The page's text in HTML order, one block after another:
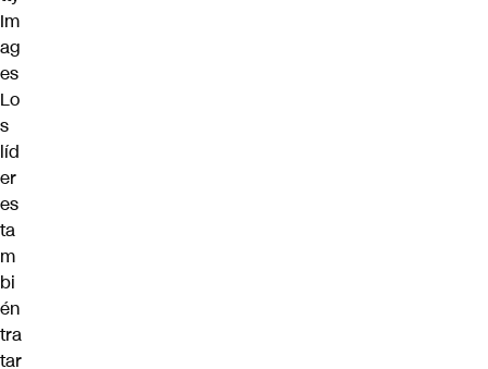
Im
ag
es
Lo
s
líd
er
es
ta
m
bi
én
tra
tar